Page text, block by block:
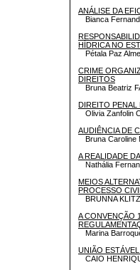
ANÁLISE DA
Bianca
HÍDRICA NO
Pétala Paz
CRIME
DIREITOS
Bruna Beatriz
DIREITO
Olivia Zanfolin
AUDIÊNCIA DE
Bruna Caroline
A REALIDADE
Nathália
MEIOS
PROCESSO
BRUNNA
A CONVENÇÃO
Marina
UNIÃO
CAIO